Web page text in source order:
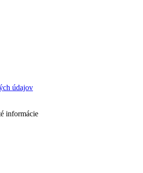
údajov
informácie